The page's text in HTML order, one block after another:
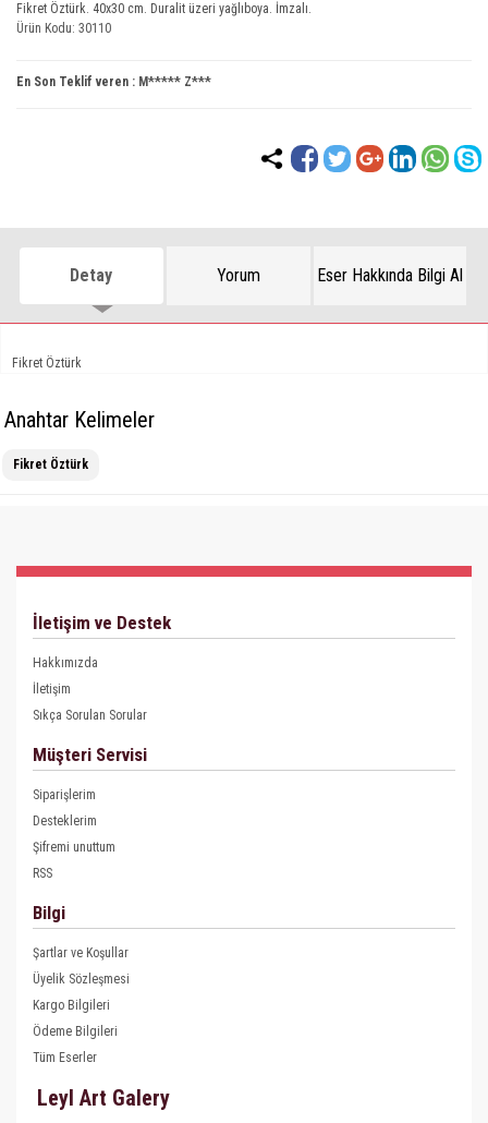
Fikret Öztürk. 40x30 cm. Duralit üzeri yağlıboya. İmzalı.
Ürün Kodu: 30110
En Son Teklif veren : M***** Z***
Detay Yorum Eser Hakkında Bilgi Al
Fikret Öztürk
Anahtar Kelimeler
Fikret Öztürk
İletişim ve Destek
Hakkımızda
İletişim
Sıkça Sorulan Sorular
Müşteri Servisi
Siparişlerim
Desteklerim
Şifremi unuttum
RSS
Bilgi
Şartlar ve Koşullar
Üyelik Sözleşmesi
Kargo Bilgileri
Ödeme Bilgileri
Tüm Eserler
Leyl Art Galery